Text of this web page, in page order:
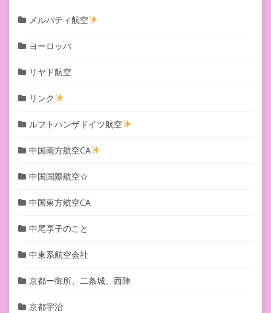
メルパティ航空
ヨーロッパ
リヤド航空
リンク
ルフトハンザドイツ航空
中国南方航空CA
中国国際航空☆
中国東方航空CA
中尾享子のこと
中東系航空会社
京都ー御所、二条城、西陣
京都宇治